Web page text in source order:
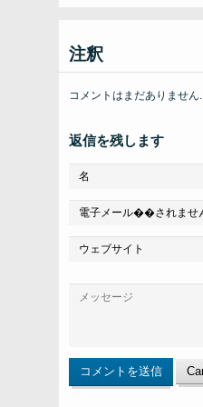
注釈
コメントはまだありません.
返信を残します